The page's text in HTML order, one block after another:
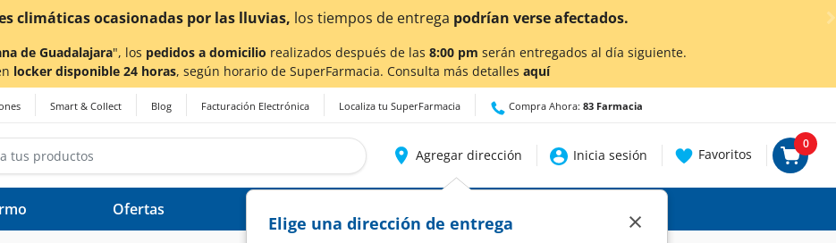
también en Aguascalientes! Daclic aquípara conocer detalles.
de Guadalajara", los pedidos a domicilio realizados después de las 8:00 pm serán entregados al día siguiente.
locker disponible 24 horas, según horario de SuperFarmacia. Consulta más detalles aquí
Smart & Collect Blog Facturación Electrónica Localiza tu SuperFarmacia Compra Ahora: 83 Farmacia
Agregar dirección
Elige una dirección de entrega ×
Inicia sesión Favoritos
0
Ofertas